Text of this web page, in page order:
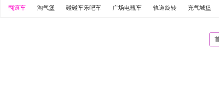
翻滚车
淘气堡 碰碰车乐吧车 广场电瓶车 轨道旋转 充气城堡